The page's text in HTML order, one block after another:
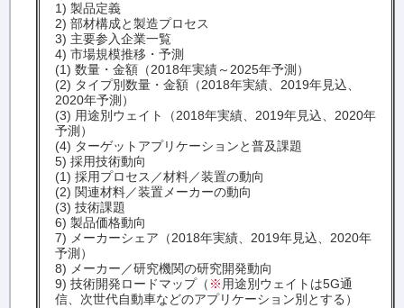
1) 製品定義
2) 部材構成と製造プロセス
3) 主要参入企業一覧
4) 市場規模推移・予測
(1) 数量・金額（2018年実績～2025年予測）
(2) タイプ別数量・金額（2018年実績、2019年見込、
2020年予測）
(3) 用途別ウェイト（2018年実績、2019年見込、2020年
予測）
(4) ターゲットアプリケーションと普及課題
5) 採用技術動向
(1) 採用プロセス／材料／装置の動向
(2) 関連材料／装置メーカーの動向
(3) 技術課題
6) 製品価格動向
7) メーカーシェア（2018年実績、2019年見込、2020年
予測）
8) メーカー／研究機関の研究開発動向
9) 技術開発ロードマップ（ ※用途別ウェイトは5G通
信、次世代自動車などのアプリケーション別とする）